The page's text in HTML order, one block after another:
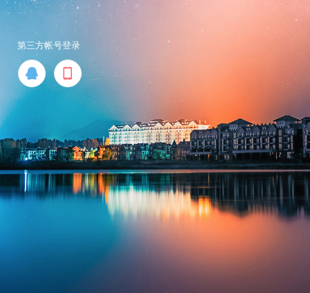
第三方帐号登录
 